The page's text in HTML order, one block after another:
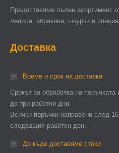
Предоставяме пълен асортимент
лепила, абразиви, шкурки и
Доставка
Време и срок на доставка
Срокът за обработка на
до три работни дни.
Всички поръчки направени след
следващия работен ден.
До къде доставяме стоки